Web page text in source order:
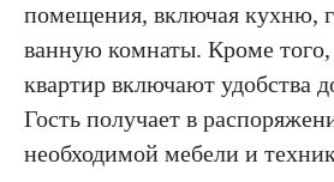
помещения, включая кухню,
ванную комнаты. Кроме
квартир включают удобства
Гость получает в
необходимой мебели и